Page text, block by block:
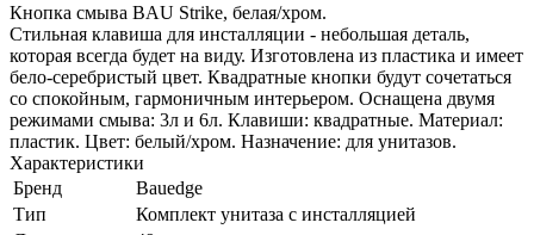
Кнопка смыва BAU Strike, белая/хром.
Стильная клавиша для инсталляции - небольшая деталь,
которая всегда будет на виду. Изготовлена из пластика и имеет
бело-серебристый цвет. Квадратные кнопки будут сочетаться
со спокойным, гармоничным интерьером. Оснащена двумя
режимами смыва: 3л и 6л. Клавиши: квадратные. Материал:
пластик. Цвет: белый/хром. Назначение: для унитазов.
Характеристики
Бренд
Bauedge
Тип
Комплект унитаза c инсталляцией